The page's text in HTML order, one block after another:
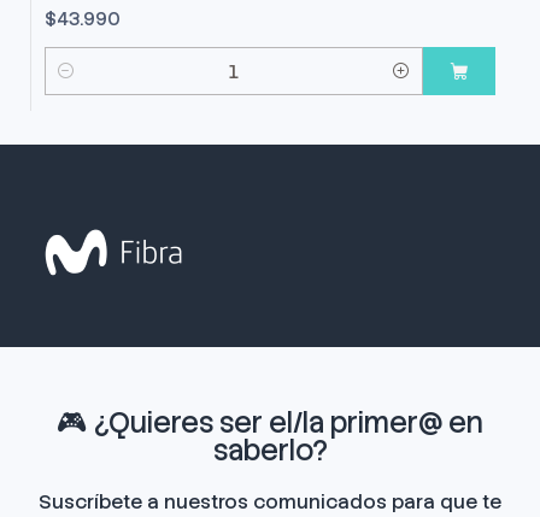
$43.990
Cantidad
🎮 ¿Quieres ser el/la primer@ en
saberlo?
Suscríbete a nuestros comunicados para que te